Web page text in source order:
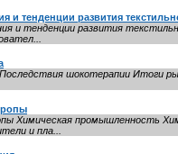
и тенденции развития
и тенденции развития
шокотерапии Итоги
Химическая промышленность
и пла...